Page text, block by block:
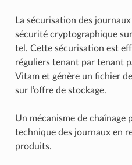
La sécurisation des
sécurité cryptographique
tel. Cette sécurisation est
réguliers tenant par tenant
Vitam et génère un fichier
sur l’offre de stockage.
Un mécanisme de chaînage
technique des journaux en
produits.